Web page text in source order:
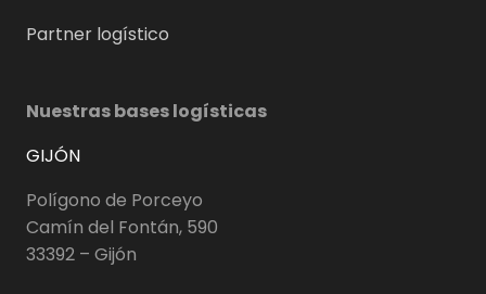
Partner logístico
Nuestras bases logísticas
GIJÓN
Polígono de Porceyo
Camín del Fontán, 590
33392 – Gijón